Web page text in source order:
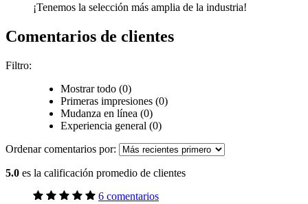
¡Tenemos la selección más amplia de la industria!
Comentarios de clientes
Filtro:
Mostrar todo (0)
Primeras impresiones (0)
Mudanza en línea (0)
Experiencia general (0)
Ordenar comentarios por:
5.0 es la calificación promedio de clientes
6 comentarios